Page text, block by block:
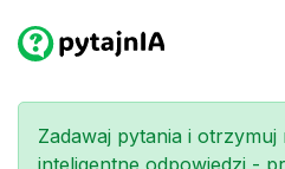
Zadawaj pytania i otrzymuj
inteligentne odpowiedzi -